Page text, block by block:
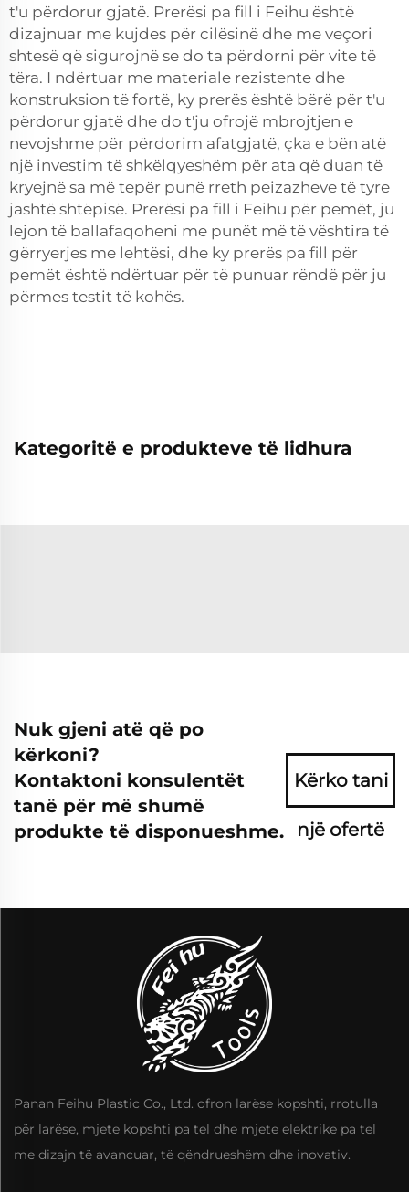
t'u përdorur gjatë. Prerësi pa fill i Feihu është
dizajnuar me kujdes për cilësinë dhe me veçori
shtesë që sigurojnë se do ta përdorni për vite të
tëra. I ndërtuar me materiale rezistente dhe
konstruksion të fortë, ky prerës është bërë për t'u
përdorur gjatë dhe do t'ju ofrojë mbrojtjen e
nevojshme për përdorim afatgjatë, çka e bën atë
një investim të shkëlqyeshëm për ata që duan të
kryejnë sa më tepër punë rreth peizazheve të tyre
jashtë shtëpisë. Prerësi pa fill i Feihu për pemët, ju
lejon të ballafaqoheni me punët më të vështira të
gërryerjes me lehtësi, dhe ky prerës pa fill për
pemët është ndërtuar për të punuar rëndë për ju
përmes testit të kohës.
Kategoritë e produkteve të lidhura
Nuk gjeni atë që po
kërkoni?
Kontaktoni konsulentët
tanë për më shumë
produkte të disponueshme.
Kërko tani
një ofertë
Panan Feihu Plastic Co., Ltd. ofron larëse kopshti, rrotulla
për larëse, mjete kopshti pa tel dhe mjete elektrike pa tel
me dizajn të avancuar, të qëndrueshëm dhe inovativ.